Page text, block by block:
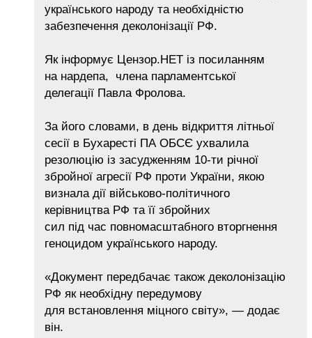
українського народу та необхідністю
забезпечення деколонізації РФ.
Як інформує Цензор.НЕТ із посиланням
на нардепа, члена парламентської
делегації Павла Фролова.
За його словами, в день відкриття літньої
сесії в Бухаресті ПА ОБСЄ ухвалила
резолюцію із засудженням 10-ти річної
збройної агресії РФ проти України, якою
визнала дії військово-політичного
керівництва РФ та її збройних
сил під час повномасштабного вторгнення
геноцидом українського народу.
«Документ передбачає також деколонізацію
РФ як необхідну передумову
для встановлення міцного світу», — додає
він.